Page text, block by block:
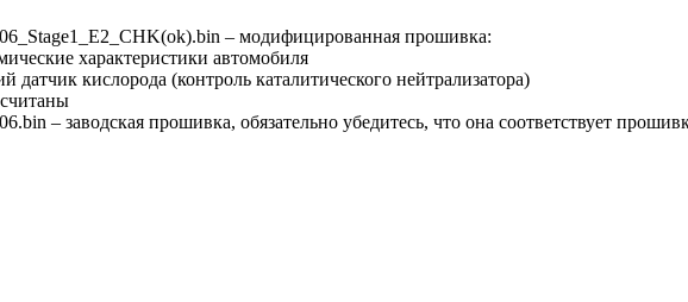
– модифицированная прошивка:
характеристики автомобиля
датчик кислорода (контроль каталитического нейтрализатора)
– заводская прошивка, обязательно убедитесь, что она соответствует